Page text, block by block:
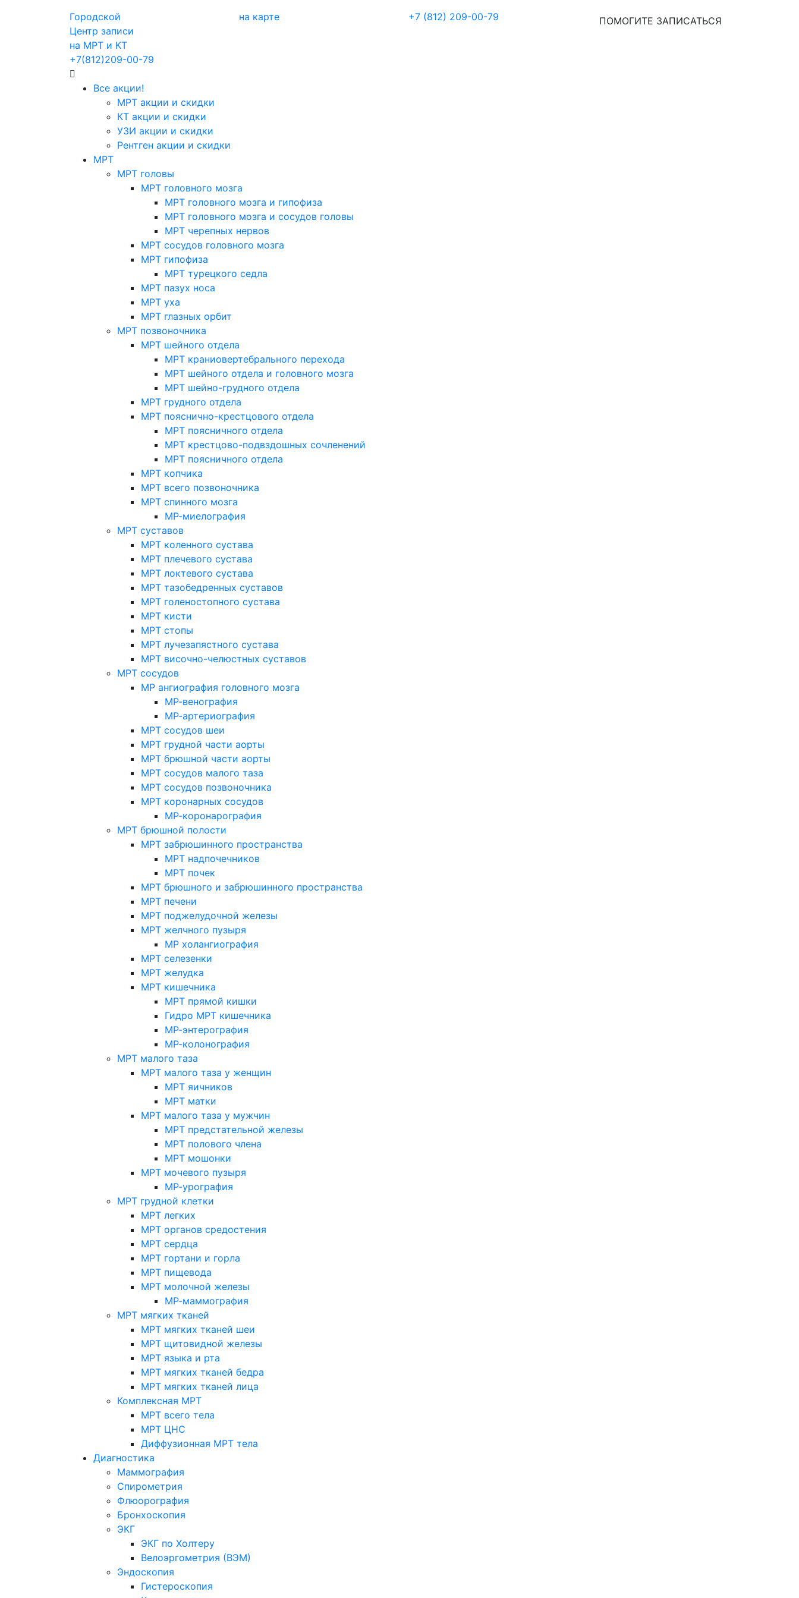
Городской
Центр записи
на МРТ и КТ
+7(812)209-00-79
на карте +7 (812) 209-00-79 ПОМОГИТЕ ЗАПИСАТЬСЯ
Все акции!
МРТ акции и скидки
КТ акции и скидки
УЗИ акции и скидки
Рентген акции и скидки
МРТ
МРТ головы
МРТ головного мозга
МРТ головного мозга и гипофиза
МРТ головного мозга и сосудов головы
МРТ черепных нервов
МРТ сосудов головного мозга
МРТ гипофиза
МРТ турецкого седла
МРТ пазух носа
МРТ уха
МРТ глазных орбит
МРТ позвоночника
МРТ шейного отдела
МРТ краниовертебрального перехода
МРТ шейного отдела и головного мозга
МРТ шейно-грудного отдела
МРТ грудного отдела
МРТ пояснично-крестцового отдела
МРТ поясничного отдела
МРТ крестцово-подвздошных сочленений
МРТ поясничного отдела
МРТ копчика
МРТ всего позвоночника
МРТ спинного мозга
МР-миелография
МРТ суставов
МРТ коленного сустава
МРТ плечевого сустава
МРТ локтевого сустава
МРТ тазобедренных суставов
МРТ голеностопного сустава
МРТ кисти
МРТ стопы
МРТ лучезапястного сустава
МРТ височно-челюстных суставов
МРТ сосудов
МР ангиография головного мозга
МР-венография
МР-артериография
МРТ сосудов шеи
МРТ грудной части аорты
МРТ брюшной части аорты
МРТ сосудов малого таза
МРТ сосудов позвоночника
МРТ коронарных сосудов
МР-коронарография
МРТ брюшной полости
МРТ забрюшинного пространства
МРТ надпочечников
МРТ почек
МРТ брюшного и забрюшинного пространства
МРТ печени
МРТ поджелудочной железы
МРТ желчного пузыря
МР холангиография
МРТ селезенки
МРТ желудка
МРТ кишечника
МРТ прямой кишки
Гидро МРТ кишечника
МР-энтерография
МР-колонография
МРТ малого таза
МРТ малого таза у женщин
МРТ яичников
МРТ матки
МРТ малого таза у мужчин
МРТ предстательной железы
МРТ полового члена
МРТ мошонки
МРТ мочевого пузыря
МР-урография
МРТ грудной клетки
МРТ легких
МРТ органов средостения
МРТ сердца
МРТ гортани и горла
МРТ пищевода
МРТ молочной железы
МР-маммография
МРТ мягких тканей
МРТ мягких тканей шеи
МРТ щитовидной железы
МРТ языка и рта
МРТ мягких тканей бедра
МРТ мягких тканей лица
Комплексная МРТ
МРТ всего тела
МРТ ЦНС
Диффузионная МРТ тела
Диагностика
Маммография
Спирометрия
Флюорография
Бронхоскопия
ЭКГ
ЭКГ по Холтеру
Велоэргометрия (ВЭМ)
Эндоскопия
Гистероскопия